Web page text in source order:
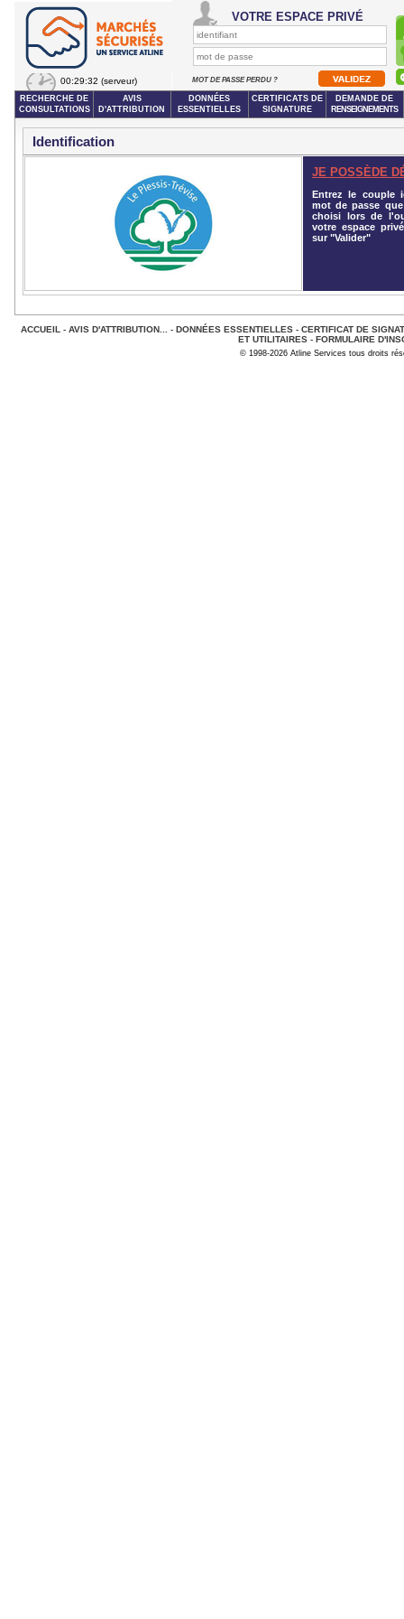
00:29:32 (serveur)
VOTRE ESPACE PRIVÉ
MOT DE PASSE PERDU ?
RECHERCHE DE
CONSULTATIONS
AVIS
D'ATTRIBUTION
DONNÉES
ESSENTIELLES
CERTIFICATS DE
SIGNATURE
DEMANDE DE
RENSEIGNEMENTS
Identification
JE POSSÈDE
Entrez le couple
mot de passe
choisi lors de
votre espace
sur "Valider"
ACCUEIL - AVIS D'ATTRIBUTION... - DONNÉES ESSENTIELLES- CERTIFICAT DE
ET UTILITAIRES - FORMULAIRE
© 1998-2026 Atline Services tous droits